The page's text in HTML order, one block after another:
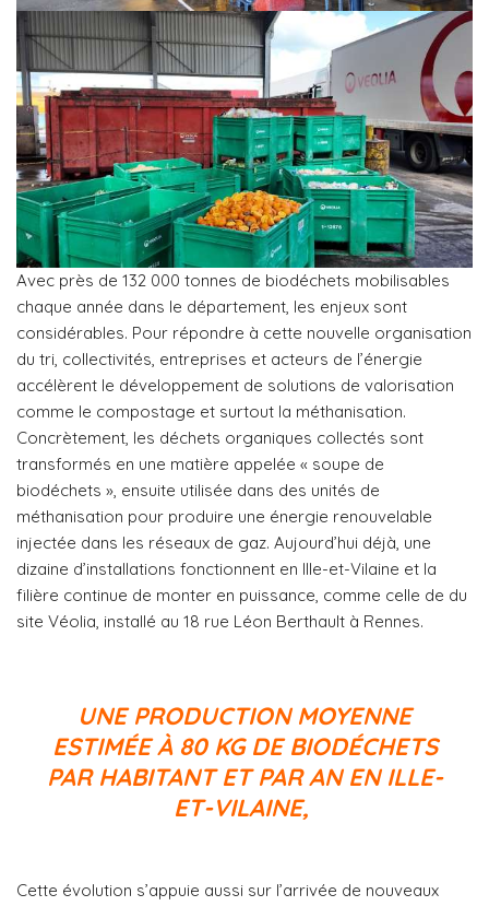
Avec près de 132 000 tonnes de biodéchets mobilisables
chaque année dans le département, les enjeux sont
considérables. Pour répondre à cette nouvelle organisation
du tri, collectivités, entreprises et acteurs de l’énergie
accélèrent le développement de solutions de valorisation
comme le compostage et surtout la méthanisation.
Concrètement, les déchets organiques collectés sont
transformés en une matière appelée « soupe de
biodéchets », ensuite utilisée dans des unités de
méthanisation pour produire une énergie renouvelable
injectée dans les réseaux de gaz. Aujourd’hui déjà, une
dizaine d’installations fonctionnent en Ille-et-Vilaine et la
filière continue de monter en puissance, comme celle de du
site Véolia, installé au 18 rue Léon Berthault à Rennes.
UNE PRODUCTION MOYENNE
ESTIMÉE À 80 KG DE BIODÉCHETS
PAR HABITANT ET PAR AN EN ILLE-
ET-VILAINE,
Cette évolution s’appuie aussi sur l’arrivée de nouveaux